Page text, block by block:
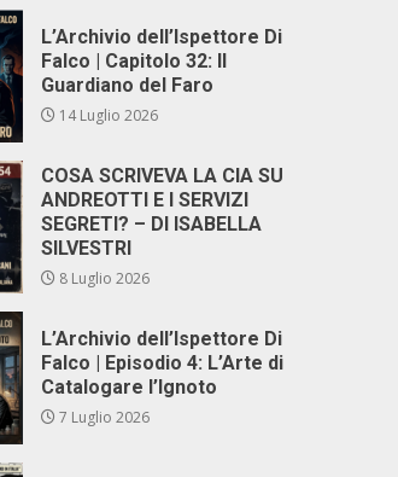
L’Archivio dell’Ispettore Di
Falco | Capitolo 32: Il
Guardiano del Faro
14 Luglio 2026
COSA SCRIVEVA LA CIA SU
ANDREOTTI E I SERVIZI
SEGRETI? – DI ISABELLA
SILVESTRI
8 Luglio 2026
L’Archivio dell’Ispettore Di
Falco | Episodio 4: L’Arte di
Catalogare l’Ignoto
7 Luglio 2026